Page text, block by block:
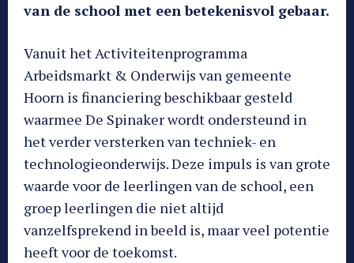
van de school met een betekenisvol gebaar.
Vanuit het Activiteitenprogramma
Arbeidsmarkt & Onderwijs van gemeente
Hoorn is financiering beschikbaar gesteld
waarmee De Spinaker wordt ondersteund in
het verder versterken van techniek- en
technologieonderwijs. Deze impuls is van grote
waarde voor de leerlingen van de school, een
groep leerlingen die niet altijd
vanzelfsprekend in beeld is, maar veel potentie
heeft voor de toekomst.